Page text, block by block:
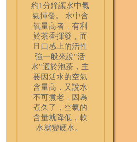
約1分鐘讓水中氯
氣揮發。 水中含
氧量高者，有利
於茶香揮發，而
且口感上的活性
強一般來說"活
水"適於泡茶，主
要因活水的空氣
含量高，又說水
不可煮老，因為
煮久了，空氣的
含量就降低，軟
水就變硬水。